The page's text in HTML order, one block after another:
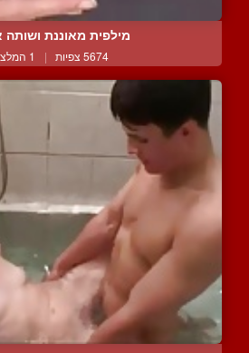
מילפית מאוננת
5674 צפיות | 1 המלצות